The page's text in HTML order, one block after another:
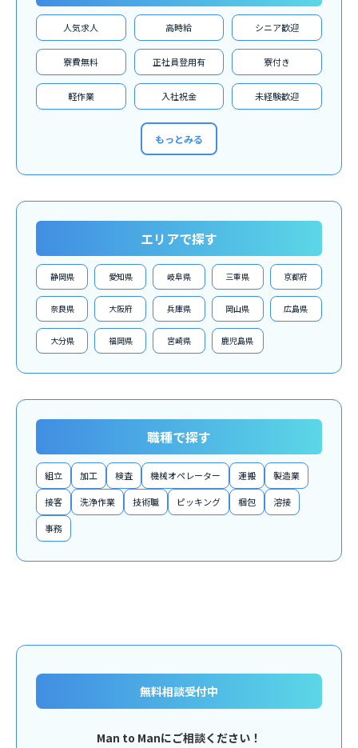
人気求人 高時給 シニア歓迎
寮費無料 正社員登用有 寮付き
軽作業 入社祝金 未経験歓迎
もっとみる
エリアで探す
静岡県 愛知県 岐阜県 三重県 京都府
奈良県 大阪府 兵庫県 岡山県 広島県
大分県 福岡県 宮崎県 鹿児島県
職種で探す
組立 加工 検査 機械オペレーター 運搬 製造業
接客 洗浄作業 技術職 ピッキング 梱包 溶接
事務
無料相談受付中
Man to Manにご相談ください！